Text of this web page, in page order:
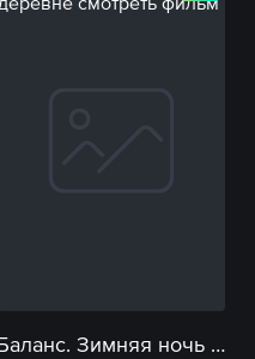
Баланс. Зимняя ночь в деревне